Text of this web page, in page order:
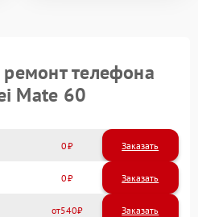
ремонт телефона
Mate 60
0 Заказать
0 Заказать
540